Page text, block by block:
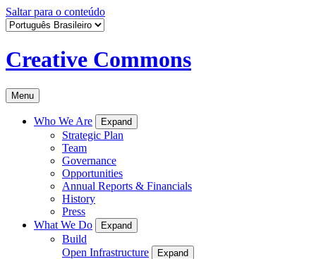
Saltar para o conteúdo
Creative Commons
Menu
Who We Are Expand
Strategic Plan
Team
Governance
Opportunities
Annual Reports & Financials
History
Press
What We Do
Expand
Build
Open Infrastructure
Expand